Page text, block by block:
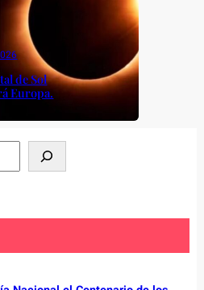
de Sol
Europa.